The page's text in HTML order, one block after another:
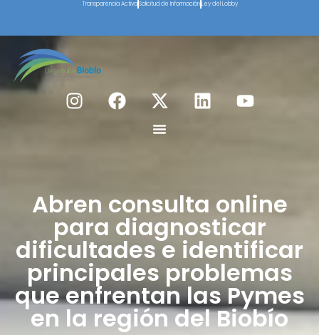
Transparencia Activa Solicitud de Información Ley del Lobby
Abren consulta online
para diagnosticar
dificultades e identificar
principales problemas
que enfrentan las Pymes
en la región del Biobío